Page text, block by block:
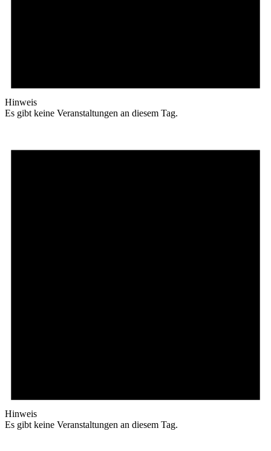
Hinweis
Es gibt keine Veranstaltungen an diesem Tag.
Hinweis
Es gibt keine Veranstaltungen an diesem Tag.